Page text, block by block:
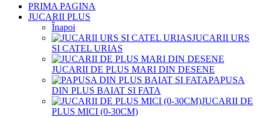
PRIMA PAGINA
JUCARII PLUS
Înapoi
JUCARII URS
SI CATEL URIAS
JUCARII DE PLUS MARI DIN DESENE
PAPUSA
DIN PLUS BAIAT SI FATA
JUCARII DE
PLUS MICI (0-30CM)